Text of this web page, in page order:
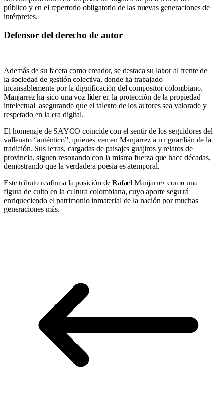
público y en el repertorio obligatorio de las nuevas generaciones de
intérpretes.
Defensor del derecho de autor
Además de su faceta como creador, se destaca su labor al frente de
la sociedad de gestión colectiva, donde ha trabajado
incansablemente por la dignificación del compositor colombiano.
Manjarrez ha sido una voz líder en la protección de la propiedad
intelectual, asegurando que el talento de los autores sea valorado y
respetado en la era digital.
El homenaje de SAYCO coincide con el sentir de los seguidores del
vallenato “auténtico”, quienes ven en Manjarrez a un guardián de la
tradición. Sus letras, cargadas de paisajes guajiros y relatos de
provincia, siguen resonando con la misma fuerza que hace décadas,
demostrando que la verdadera poesía es atemporal.
Este tributo reafirma la posición de Rafael Manjarrez como una
figura de culto en la cultura colombiana, cuyo aporte seguirá
enriqueciendo el patrimonio inmaterial de la nación por muchas
generaciones más.